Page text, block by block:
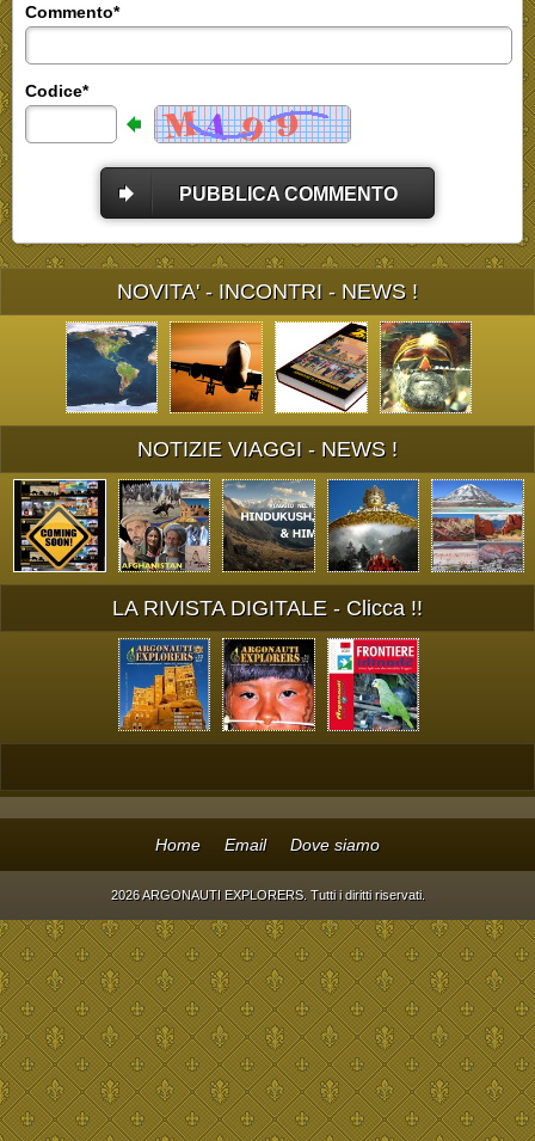
Commento*
Codice*
PUBBLICA COMMENTO
NOVITA' - INCONTRI - NEWS !
NOTIZIE VIAGGI - NEWS !
LA RIVISTA DIGITALE - Clicca !!
Home Email Dove siamo
2026 ARGONAUTI EXPLORERS. Tutti i diritti riservati.